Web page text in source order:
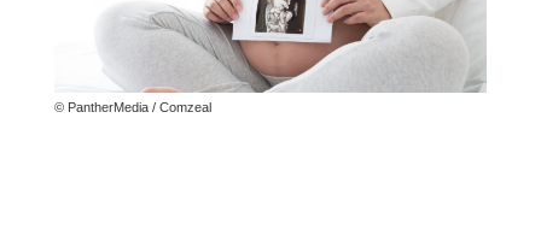
© PantherMedia / Comzeal